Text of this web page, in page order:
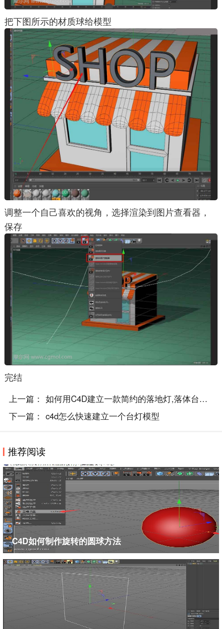
把下图所示的材质球给模型
调整一个自己喜欢的视角，选择渲染到图片查看器，
保存
完结
上一篇： 如何用C4D建立一款简约的落地灯,落体台灯的..
下一篇： c4d怎么快速建立一个台灯模型
推荐阅读
C4D如何制作旋转的圆球方法